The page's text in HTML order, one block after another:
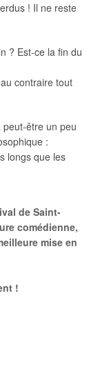
! Il ne reste
? Est-ce la fin du
contraire tout
peut-être un peu
:
longs que les
de Saint-
comédienne,
mise en
!